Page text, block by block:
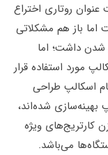
روتاری اختراع
اما باز هم مشکلاتی
شدن داشت؛ اما
مورد استفاده قرار
اسکالپ طراحی
بهینه‌سازی شده‌اند،
کارتریج‌های ویژه
می‌باشد.